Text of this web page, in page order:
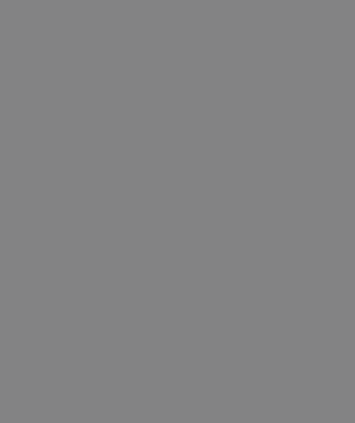
προκειμένου να
σχετικά με
ανθρώπων
επωφελές
από το
με τον τρόπο
χρήστης
είναι
με
θυμάται τις
cookie